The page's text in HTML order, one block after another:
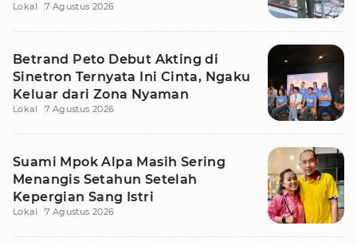
Lokal 7 Agustus 2026
Betrand Peto Debut Akting di
Sinetron Ternyata Ini Cinta, Ngaku
Keluar dari Zona Nyaman
Lokal 7 Agustus 2026
Suami Mpok Alpa Masih Sering
Menangis Setahun Setelah
Kepergian Sang Istri
Lokal 7 Agustus 2026